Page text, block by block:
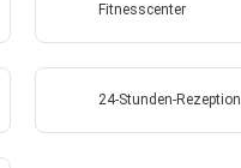
Fitnesscenter
24-Stunden-Rezeption